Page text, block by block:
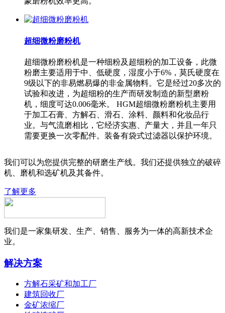
超细微粉磨粉机
超细微粉磨粉机是一种细粉及超细粉的加工设备，此微
粉磨主要适用于中、低硬度，湿度小于6%，莫氏硬度在
9级以下的非易燃易爆的非金属物料。它是经过20多次的
试验和改进，为超细粉的生产而研发制造的新型磨粉
机，细度可达0.006毫米。 HGM超细微粉磨粉机主要用
于加工石膏、方解石、滑石、涂料、颜料和化妆品行
业。与气流磨相比，它经济实惠、产量大，并且一年只
需要更换一次零配件。装备有袋式过滤器以保护环境。
我们可以为您提供完整的研磨生产线。我们还提供独立的破碎
机、磨机和选矿机及其备件。
了解更多
我们是一家集研发、生产、销售、服务为一体的高新技术企
业。
解决方案
方解石采矿和加工厂
建筑回收厂
金矿浓缩厂